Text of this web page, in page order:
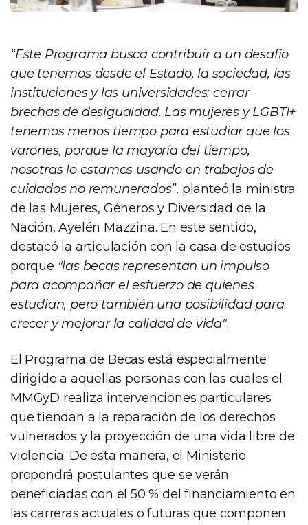
“Este Programa busca contribuir a un desafío
que tenemos desde el Estado, la sociedad, las
instituciones y las universidades: cerrar
brechas de desigualdad. Las mujeres y LGBTI+
tenemos menos tiempo para estudiar que los
varones, porque la mayoría del tiempo,
nosotras lo estamos usando en trabajos de
cuidados no remunerados”, planteó la ministra
de las Mujeres, Géneros y Diversidad de la
Nación, Ayelén Mazzina. En este sentido,
destacó la articulación con la casa de estudios
porque "las becas representan un impulso
para acompañar el esfuerzo de quienes
estudian, pero también una posibilidad para
crecer y mejorar la calidad de vida".
El Programa de Becas está especialmente
dirigido a aquellas personas con las cuales el
MMGyD realiza intervenciones particulares
que tiendan a la reparación de los derechos
vulnerados y la proyección de una vida libre de
violencia. De esta manera, el Ministerio
propondrá postulantes que se verán
beneficiadas con el 50 % del financiamiento en
las carreras actuales o futuras que componen